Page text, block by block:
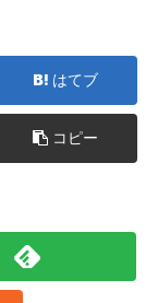
はてブ
コピー